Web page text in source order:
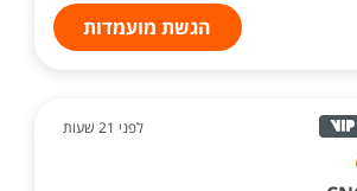
הגשת מועמדות
לפני 21 שעות